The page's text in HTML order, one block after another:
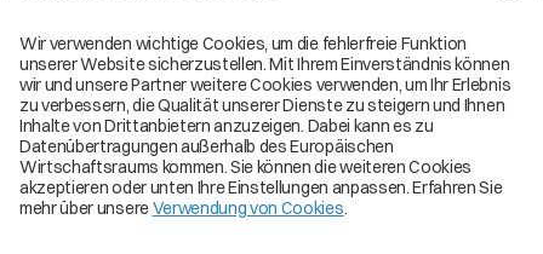
Breslauer Platz 4 50668 Köln Deutschland
info@cofinity-x.com
Linkedin
Cofinity-X Service Status